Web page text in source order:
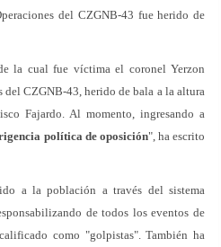
del CZGNB-43 fue herido de
la cual fue víctima el coronel Yerzon
del CZGNB-43, herido de bala a la altura
Fajardo. Al momento, ingresando a
política de oposición", ha escrito
a la población a través del sistema
de todos los eventos de
como "golpistas". También ha